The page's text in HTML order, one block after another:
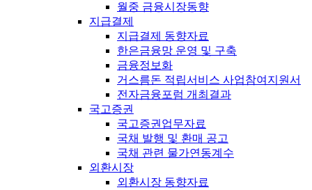
월중 금융시장동향
지급결제
지급결제 동향자료
한은금융망 운영 및 구축
금융정보화
거스름돈 적립서비스 사업참여지원서
전자금융포럼 개최결과
국고증권
국고증권업무자료
국채 발행 및 환매 공고
국채 관련 물가연동계수
외환시장
외환시장 동향자료